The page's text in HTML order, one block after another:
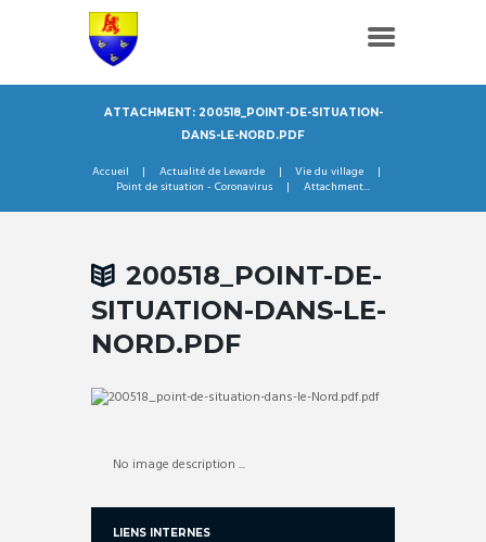
ATTACHMENT: 200518_POINT-DE-SITUATION-
DANS-LE-NORD.PDF
Accueil Actualité de Lewarde
Vie du village
Point de situation - Coronavirus
Attachment...
200518_POINT-DE-
SITUATION-DANS-LE-
NORD.PDF
No image description ...
LIENS INTERNES